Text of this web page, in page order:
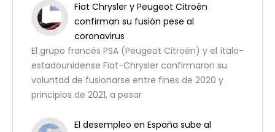
Fiat Chrysler y Peugeot Citroën
confirman su fusión pese al
coronavirus
El grupo francés PSA (Peugeot Citroën) y el ítalo-
estadounidense Fiat-Chrysler confirmaron su
voluntad de fusionarse entre fines de 2020 y
principios de 2021, a pesar
El desempleo en España sube al